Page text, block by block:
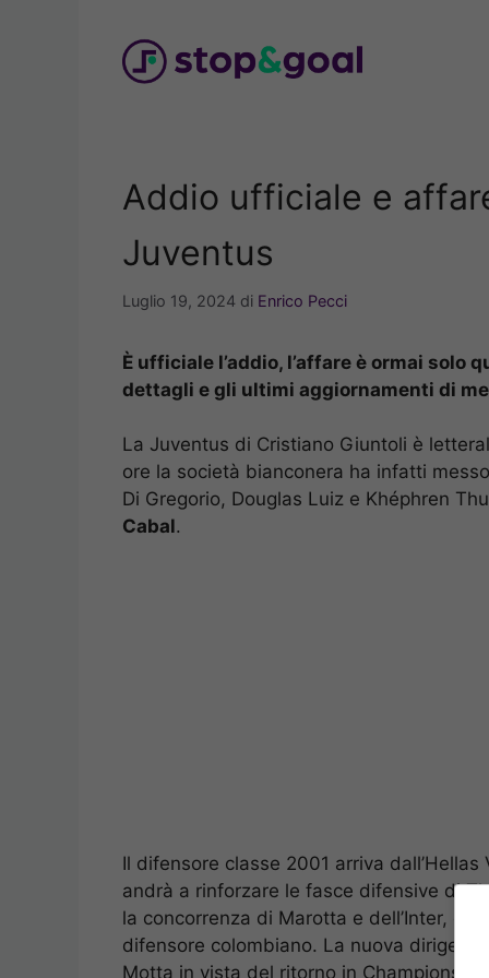
Addio ufficiale e
Juventus
Luglio 19, 2024 di Enrico Pecci
È ufficiale l’addio, l’affare è ormai
dettagli e gli ultimi aggiornamenti di
La Juventus di Cristiano Giuntoli è
ore la società bianconera ha infatti
Di Gregorio, Douglas Luiz e Khéphren
Cabal.
Il difensore classe 2001 arriva
andrà a rinforzare le fasce difensive di
la concorrenza di Marotta e dell’Inter,
difensore colombiano. La nuova
Motta in vista del ritorno in Champions